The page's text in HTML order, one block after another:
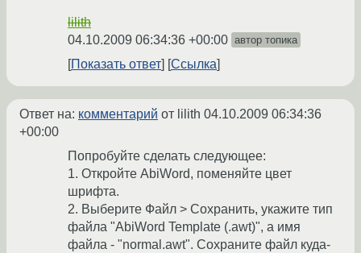
lilith
04.10.2009 06:34:36 +00:00 автор топика
Показать ответ Ссылка
Ответ на: комментарий от lilith 04.10.2009 06:34:36
+00:00
Попробуйте сделать следующее:
1. Откройте AbiWord, поменяйте цвет
шрифта.
2. Выберите Файл > Сохранить, укажите тип
файла "AbiWord Template (.awt)", а имя
файла - "normal.awt". Сохраните файл куда-